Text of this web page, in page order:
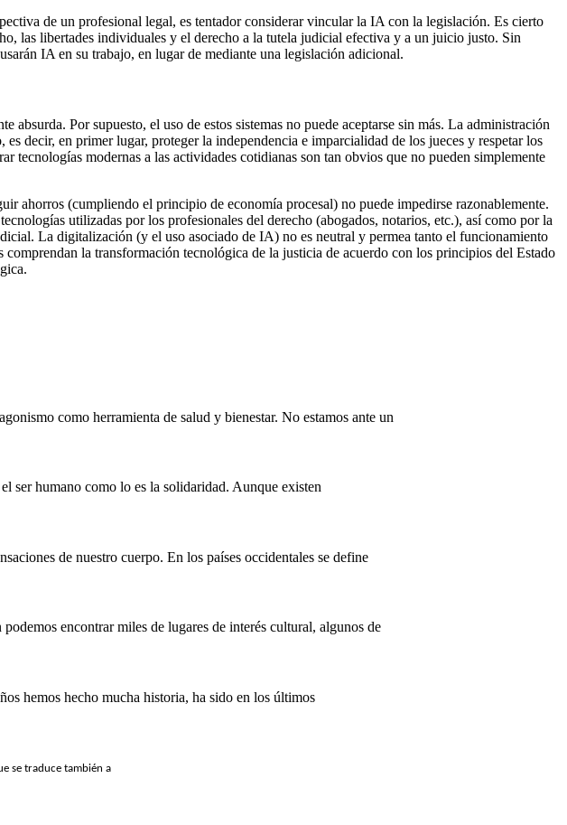
de un profesional legal, es tentador considerar vincular la IA con la legislación. Es cierto
las libertades individuales y el derecho a la tutela judicial efectiva y a un juicio justo. Sin
IA en su trabajo, en lugar de mediante una legislación adicional.
Por supuesto, el uso de estos sistemas no puede aceptarse sin más. La administración
decir, en primer lugar, proteger la independencia e imparcialidad de los jueces y respetar los
modernas a las actividades cotidianas son tan obvios que no pueden simplemente
ahorros (cumpliendo el principio de economía procesal) no puede impedirse razonablemente.
utilizadas por los profesionales del derecho (abogados, notarios, etc.), así como por la
La digitalización (y el uso asociado de IA) no es neutral y permea tanto el funcionamiento
la transformación tecnológica de la justicia de acuerdo con los principios del Estado
como herramienta de salud y bienestar. No estamos ante un
ser humano como lo es la solidaridad. Aunque existen
de nuestro cuerpo. En los países occidentales se define
encontrar miles de lugares de interés cultural, algunos de
hemos hecho mucha historia, ha sido en los últimos
se traduce también a